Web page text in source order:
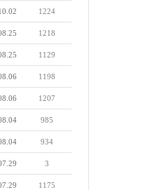
1224
1218
1129
1198
1207
985
934
3
1175